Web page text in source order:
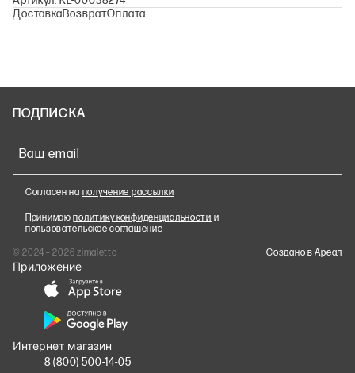
ДоставкаВозвратОплата
ПОДПИСКА
Ваш email
Согласен на получение рассылки
Принимаюполитику конфиденциальности и
пользовательское соглашение
© 2024 – 2026 zimaletto
Cоздано в Ареал
Приложение
Интернет магазин
8 (800) 500-14-05